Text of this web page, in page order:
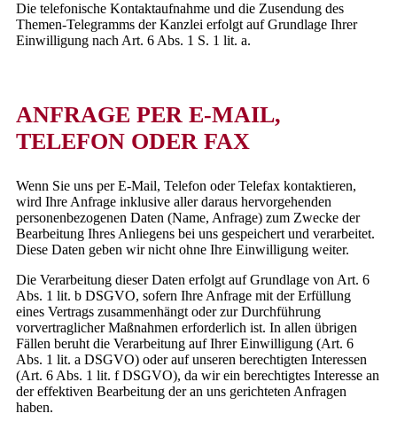
Die telefonische Kontaktaufnahme und die Zusendung des
Themen-Telegramms der Kanzlei erfolgt auf Grundlage Ihrer
Einwilligung nach Art. 6 Abs. 1 S. 1 lit. a.
ANFRAGE PER E-MAIL,
TELEFON ODER FAX
Wenn Sie uns per E-Mail, Telefon oder Telefax kontaktieren,
wird Ihre Anfrage inklusive aller daraus hervorgehenden
personenbezogenen Daten (Name, Anfrage) zum Zwecke der
Bearbeitung Ihres Anliegens bei uns gespeichert und verarbeitet.
Diese Daten geben wir nicht ohne Ihre Einwilligung weiter.
Die Verarbeitung dieser Daten erfolgt auf Grundlage von Art. 6
Abs. 1 lit. b DSGVO, sofern Ihre Anfrage mit der Erfüllung
eines Vertrags zusammenhängt oder zur Durchführung
vorvertraglicher Maßnahmen erforderlich ist. In allen übrigen
Fällen beruht die Verarbeitung auf Ihrer Einwilligung (Art. 6
Abs. 1 lit. a DSGVO) oder auf unseren berechtigten Interessen
(Art. 6 Abs. 1 lit. f DSGVO), da wir ein berechtigtes Interesse an
der effektiven Bearbeitung der an uns gerichteten Anfragen
haben.